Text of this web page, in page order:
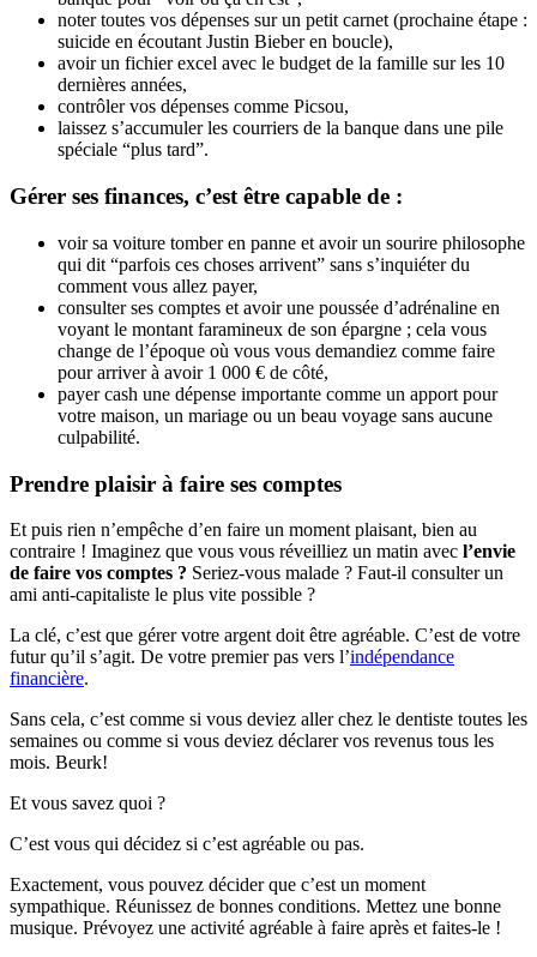
noter toutes vos dépenses sur un petit carnet (prochaine étape :
suicide en écoutant Justin Bieber en boucle),
avoir un fichier excel avec le budget de la famille sur les 10
dernières années,
contrôler vos dépenses comme Picsou,
laissez s’accumuler les courriers de la banque dans une pile
spéciale “plus tard”.
Gérer ses finances, c’est être capable de :
voir sa voiture tomber en panne et avoir un sourire philosophe
qui dit “parfois ces choses arrivent” sans s’inquiéter du
comment vous allez payer,
consulter ses comptes et avoir une poussée d’adrénaline en
voyant le montant faramineux de son épargne ; cela vous
change de l’époque où vous vous demandiez comme faire
pour arriver à avoir 1 000 € de côté,
payer cash une dépense importante comme un apport pour
votre maison, un mariage ou un beau voyage sans aucune
culpabilité.
Prendre plaisir à faire ses comptes
Et puis rien n’empêche d’en faire un moment plaisant, bien au
contraire ! Imaginez que vous vous réveilliez un matin avec l’envie
de faire vos comptes ? Seriez-vous malade ? Faut-il consulter un
ami anti-capitaliste le plus vite possible ?
La clé, c’est que gérer votre argent doit être agréable. C’est de votre
futur qu’il s’agit. De votre premier pas vers l’indépendance
financière.
Sans cela, c’est comme si vous deviez aller chez le dentiste toutes les
semaines ou comme si vous deviez déclarer vos revenus tous les
mois. Beurk!
Et vous savez quoi ?
C’est vous qui décidez si c’est agréable ou pas.
Exactement, vous pouvez décider que c’est un moment
sympathique. Réunissez de bonnes conditions. Mettez une bonne
musique. Prévoyez une activité agréable à faire après et faites-le !